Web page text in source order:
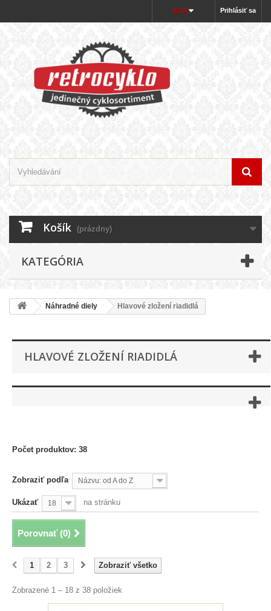
Prihlásiť sa
EUR
Košík (prázdny)
KATEGÓRIA
Náhradné diely Hlavové zložení riadidlá
HLAVOVÉ ZLOŽENÍ RIADIDLÁ
Počet produktov: 38
Zobraziť podľa Názvu: od A do Z
Ukázať 18 na stránku
Porovnať (0)
Zobraziť všetko
1 2 3
Zobrazené 1 – 18 z 38 položiek